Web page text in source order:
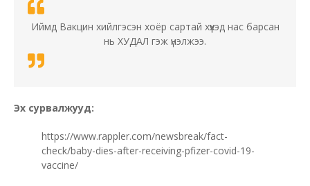
Иймд Вакцин хийлгэсэн хоёр сартай хүүхэд нас барсан
нь ХУДАЛ гэж үнэлжээ.
Эх сурвалжууд:
https://www.rappler.com/newsbreak/fact-
check/baby-dies-after-receiving-pfizer-covid-19-
vaccine/